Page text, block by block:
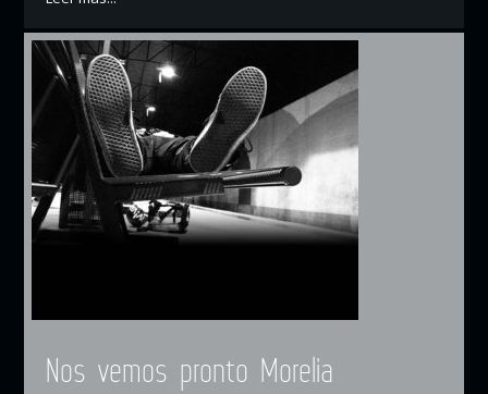
Nos vemos pronto Morelia